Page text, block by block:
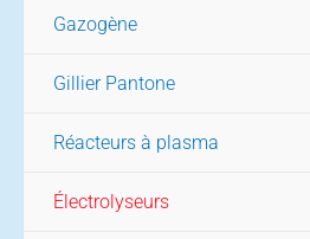
Gazogène
Gillier Pantone
Réacteurs à plasma
Électrolyseurs